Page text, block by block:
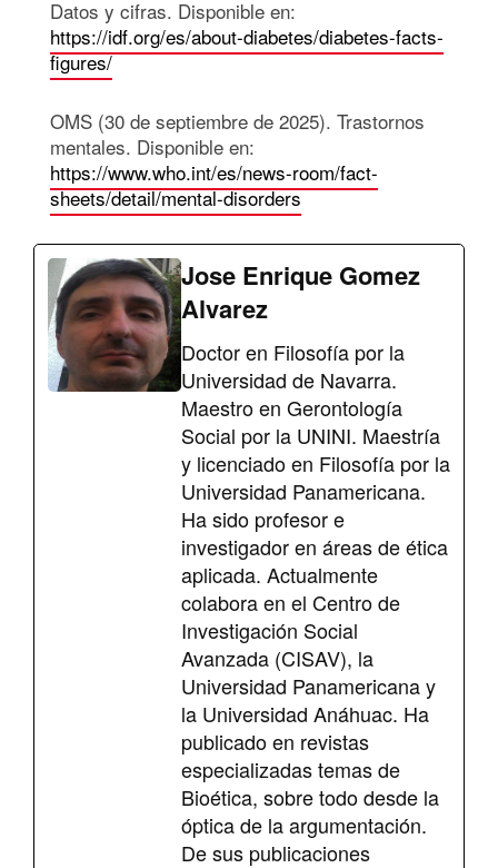
Datos y cifras. Disponible en:
https://idf.org/es/about-diabetes/diabetes-facts-
figures/
OMS (30 de septiembre de 2025). Trastornos
mentales. Disponible en:
https://www.who.int/es/news-room/fact-
sheets/detail/mental-disorders
Jose Enrique Gomez
Alvarez
Doctor en Filosofía por la
Universidad de Navarra.
Maestro en Gerontología
Social por la UNINI. Maestría
y licenciado en Filosofía por la
Universidad Panamericana.
Ha sido profesor e
investigador en áreas de ética
aplicada. Actualmente
colabora en el Centro de
Investigación Social
Avanzada (CISAV), la
Universidad Panamericana y
la Universidad Anáhuac. Ha
publicado en revistas
especializadas temas de
Bioética, sobre todo desde la
óptica de la argumentación.
De sus publicaciones